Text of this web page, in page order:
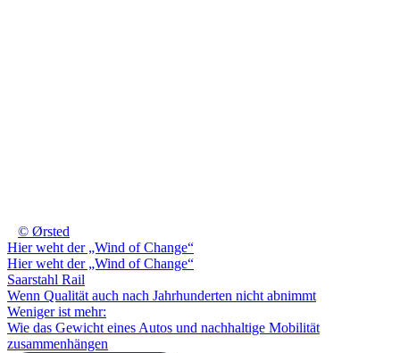
© Ørsted
Hier weht der „Wind of Change“
Hier weht der „Wind of Change“
Saarstahl Rail
Wenn Qualität auch nach Jahrhunderten nicht abnimmt
Weniger ist mehr:
Wie das Gewicht eines Autos und nachhaltige Mobilität
zusammenhängen